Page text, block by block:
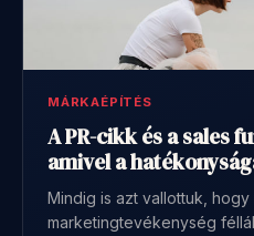
MÁRKAÉPÍTÉS
A PR-cikk és a sales
amivel a
Mindig is azt vallottuk,
marketingtevékenység